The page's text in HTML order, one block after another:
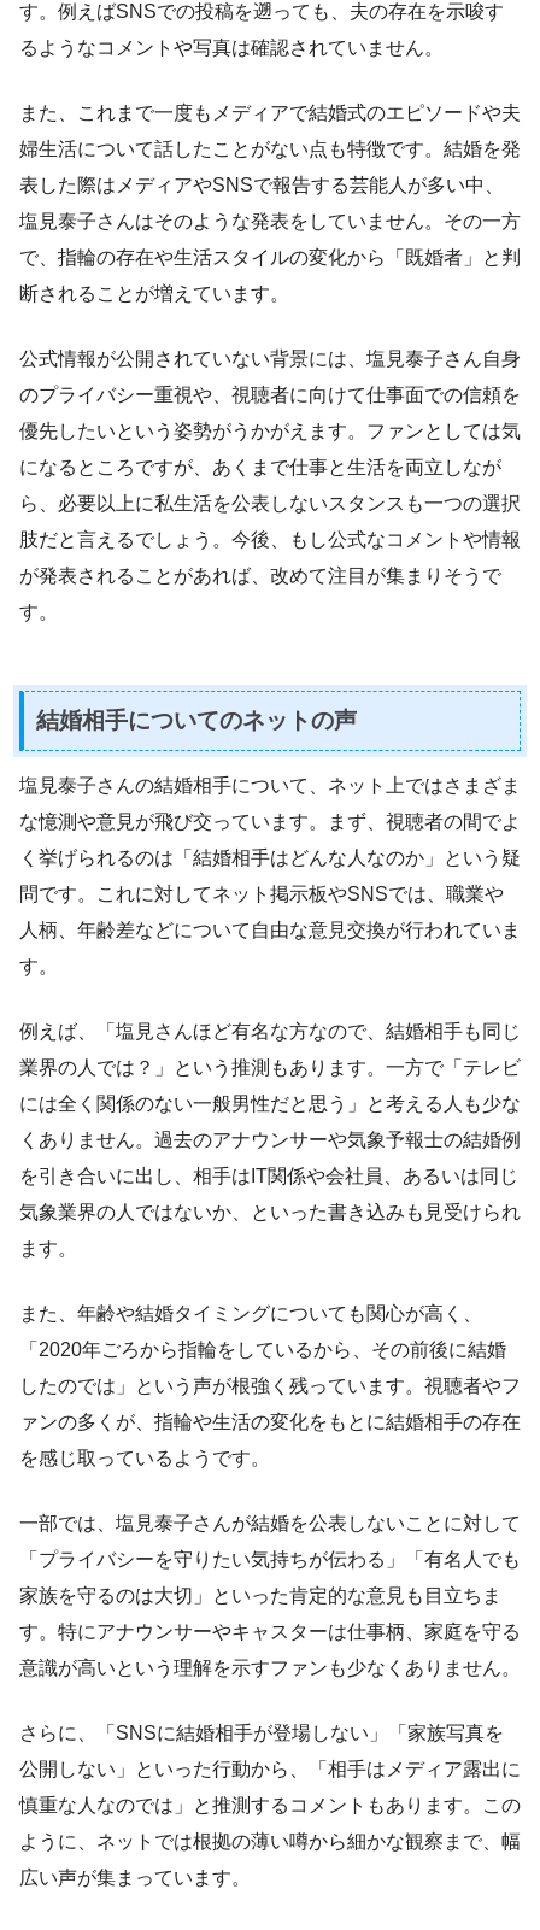
す。例えばSNSでの投稿を遡っても、夫の存在を示唆す
るようなコメントや写真は確認されていません。
また、これまで一度もメディアで結婚式のエピソードや夫
婦生活について話したことがない点も特徴です。結婚を発
表した際はメディアやSNSで報告する芸能人が多い中、
塩見泰子さんはそのような発表をしていません。その一方
で、指輪の存在や生活スタイルの変化から「既婚者」と判
断されることが増えています。
公式情報が公開されていない背景には、塩見泰子さん自身
のプライバシー重視や、視聴者に向けて仕事面での信頼を
優先したいという姿勢がうかがえます。ファンとしては気
になるところですが、あくまで仕事と生活を両立しなが
ら、必要以上に私生活を公表しないスタンスも一つの選択
肢だと言えるでしょう。今後、もし公式なコメントや情報
が発表されることがあれば、改めて注目が集まりそうで
す。
結婚相手についてのネットの声
塩見泰子さんの結婚相手について、ネット上ではさまざま
な憶測や意見が飛び交っています。まず、視聴者の間でよ
く挙げられるのは「結婚相手はどんな人なのか」という疑
問です。これに対してネット掲示板やSNSでは、職業や
人柄、年齢差などについて自由な意見交換が行われていま
す。
例えば、「塩見さんほど有名な方なので、結婚相手も同じ
業界の人では？」という推測もあります。一方で「テレビ
には全く関係のない一般男性だと思う」と考える人も少な
くありません。過去のアナウンサーや気象予報士の結婚例
を引き合いに出し、相手はIT関係や会社員、あるいは同じ
気象業界の人ではないか、といった書き込みも見受けられ
ます。
また、年齢や結婚タイミングについても関心が高く、
「2020年ごろから指輪をしているから、その前後に結婚
したのでは」という声が根強く残っています。視聴者やフ
ァンの多くが、指輪や生活の変化をもとに結婚相手の存在
を感じ取っているようです。
一部では、塩見泰子さんが結婚を公表しないことに対して
「プライバシーを守りたい気持ちが伝わる」「有名人でも
家族を守るのは大切」といった肯定的な意見も目立ちま
す。特にアナウンサーやキャスターは仕事柄、家庭を守る
意識が高いという理解を示すファンも少なくありません。
さらに、「SNSに結婚相手が登場しない」「家族写真を
公開しない」といった行動から、「相手はメディア露出に
慎重な人なのでは」と推測するコメントもあります。この
ように、ネットでは根拠の薄い噂から細かな観察まで、幅
広い声が集まっています。